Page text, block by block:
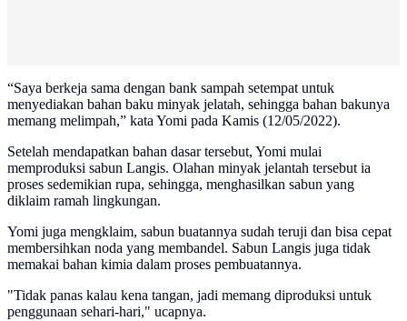
“Saya berkeja sama dengan bank sampah setempat untuk
menyediakan bahan baku minyak jelatah, sehingga bahan bakunya
memang melimpah,” kata Yomi pada Kamis (12/05/2022).
Setelah mendapatkan bahan dasar tersebut, Yomi mulai
memproduksi sabun Langis. Olahan minyak jelantah tersebut ia
proses sedemikian rupa, sehingga, menghasilkan sabun yang
diklaim ramah lingkungan.
Yomi juga mengklaim, sabun buatannya sudah teruji dan bisa cepat
membersihkan noda yang membandel. Sabun Langis juga tidak
memakai bahan kimia dalam proses pembuatannya.
"Tidak panas kalau kena tangan, jadi memang diproduksi untuk
penggunaan sehari-hari," ucapnya.